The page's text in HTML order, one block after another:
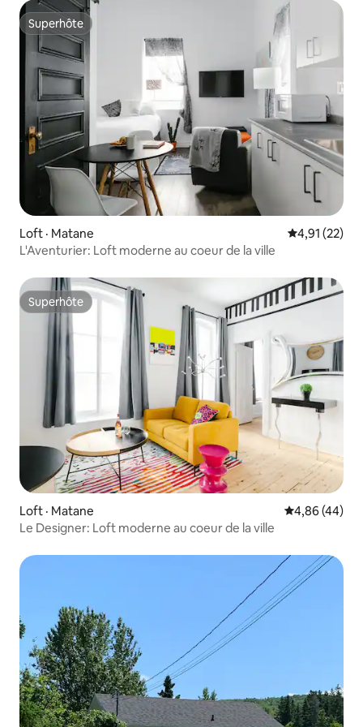
Superhôte
Superhôte
Loft · Matane Note
4,91 (22)
L'Aventurier: Loft moderne au coeur de la ville
Superhôte
Superhôte
Loft · Matane Note
4,86 (44)
Le Designer: Loft moderne au coeur de la ville